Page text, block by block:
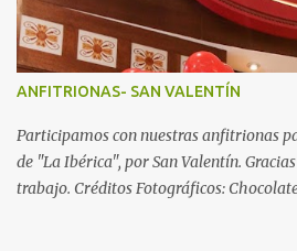
ANFITRIONAS- SAN VALENTÍN
Participamos con nuestras anfitrionas
de "La Ibérica", por San Valentín.
trabajo. Créditos Fotográficos: